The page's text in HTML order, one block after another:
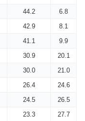
44.2
6.8
42.9
8.1
41.1
9.9
30.9
20.1
30.0
21.0
26.4
24.6
24.5
26.5
23.3
27.7